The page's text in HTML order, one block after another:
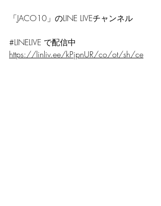
「JACO10」のLINE LIVEチャンネル
#LINELIVE で配信中
https://linliv.ee/kPjpnUR/co/ot/sh/ce